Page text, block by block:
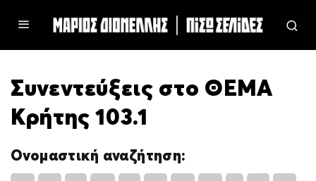
Συνεντεύξεις στο ΘΕΜΑ
Κρήτης 103.1
Ονομαστική αναζήτηση: